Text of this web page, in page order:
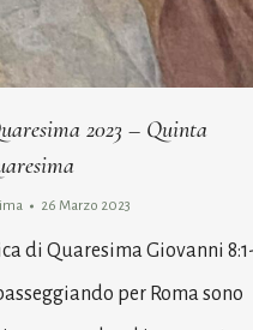
2023 – Quinta
26 Marzo 2023
di Quaresima Giovanni 8:1-
per Roma sono